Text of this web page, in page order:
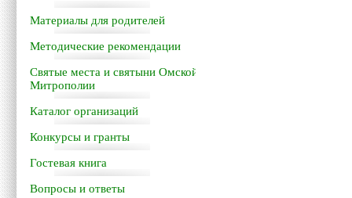
Материалы для родителей
Методические рекомендации
Святые места и святыни Омской
Митрополии
Каталог организаций
Конкурсы и гранты
Гостевая книга
Вопросы и ответы